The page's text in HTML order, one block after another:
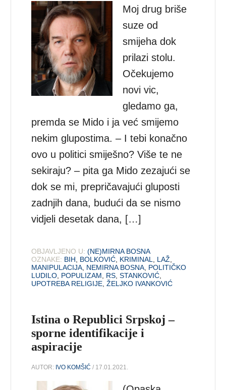
Moj drug briše
suze od
smijeha dok
prilazi stolu.
Očekujemo
novi vic,
gledamo ga,
premda se Mido i ja već smijemo
nekim glupostima. – I tebi konačno
ovo u politici smiješno? Više te ne
sekiraju? – pita ga Mido zezajući se
dok se mi, prepričavajući gluposti
zadnjih dana, budući da se nismo
vidjeli desetak dana, […]
OBJAVLJENO U: (NE)MIRNA BOSNA
OZNAKE: BIH, BOLKOVIĆ, KRIMINAL, LAŽ,
MANIPULACIJA, NEMIRNA BOSNA, POLITIČKO
LUDILO, POPULIZAM, RS,STANKOVIĆ,
UPOTREBA RELIGIJE,ŽELJKO IVANKOVIĆ
Istina o Republici Srpskoj –
sporne identifikacije i
aspiracije
AUTOR: IVO KOMŠIĆ / 17.01.2021.